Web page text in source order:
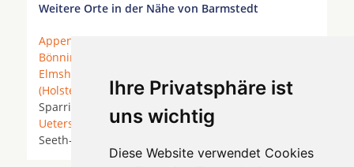
Ihre Privatsphäre ist
uns wichtig
Diese Website verwendet Cookies
Weitere Orte in der Nähe von Barmstedt
Appen
Bönningstedt
Elmshorn
(Holstein)
Kaltenkirchen* Klein Offenseth-
Sparrieshoop * Kölln-Reisiek *
Uetersen
Pinneberg*Prisdorf*
Seeth-Ekholt *